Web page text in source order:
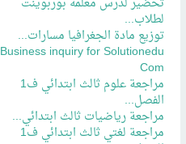
لطلاب...
توزيع مادة الجغرافيا مسارات...
Business inquiry for Solutionedu
Com
مراجعة علوم ثالث ابتدائي ف1
الفصل...
مراجعة رياضيات ثالث ابتدائي...
مراجعة لغتي ثالث ابتدائي ف1